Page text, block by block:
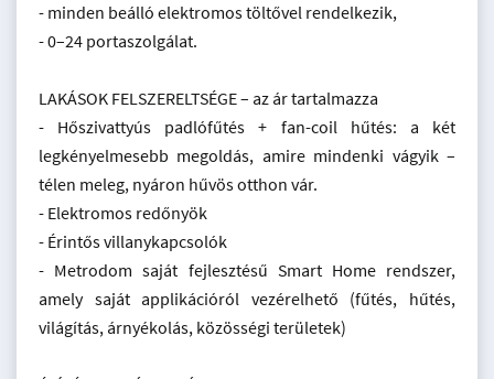
- minden beálló elektromos töltővel rendelkezik,
- 0–24 portaszolgálat.
LAKÁSOK FELSZERELTSÉGE – az ár tartalmazza
- Hőszivattyús padlófűtés + fan-coil hűtés: a két
legkényelmesebb megoldás, amire mindenki vágyik –
télen meleg, nyáron hűvös otthon vár.
- Elektromos redőnyök
- Érintős villanykapcsolók
- Metrodom saját fejlesztésű Smart Home rendszer,
amely saját applikációról vezérelhető (fűtés, hűtés,
világítás, árnyékolás, közösségi területek)